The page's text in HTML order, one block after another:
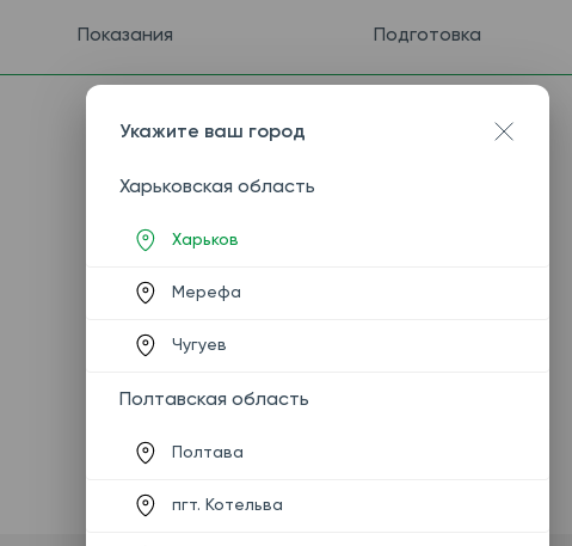
Показания Подготовка
Укажите ваш город
Харьковская область
Харьков
Мерефа
Чугуев
Полтавская область
Полтава
пгт. Котельва